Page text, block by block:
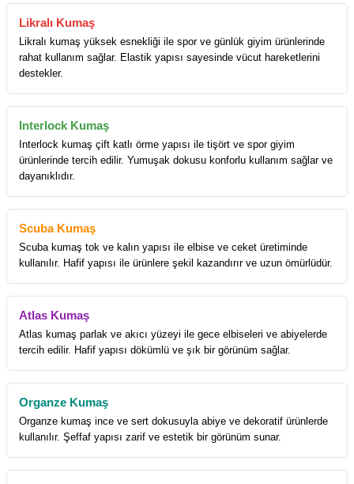
Likralı Kumaş
Likralı kumaş yüksek esnekliği ile spor ve günlük giyim ürünlerinde
rahat kullanım sağlar. Elastik yapısı sayesinde vücut hareketlerini
destekler.
Interlock Kumaş
Interlock kumaş çift katlı örme yapısı ile tişört ve spor giyim
ürünlerinde tercih edilir. Yumuşak dokusu konforlu kullanım sağlar ve
dayanıklıdır.
Scuba Kumaş
Scuba kumaş tok ve kalın yapısı ile elbise ve ceket üretiminde
kullanılır. Hafif yapısı ile ürünlere şekil kazandırır ve uzun ömürlüdür.
Atlas Kumaş
Atlas kumaş parlak ve akıcı yüzeyi ile gece elbiseleri ve abiyelerde
tercih edilir. Hafif yapısı dökümlü ve şık bir görünüm sağlar.
Organze Kumaş
Organze kumaş ince ve sert dokusuyla abiye ve dekoratif ürünlerde
kullanılır. Şeffaf yapısı zarif ve estetik bir görünüm sunar.